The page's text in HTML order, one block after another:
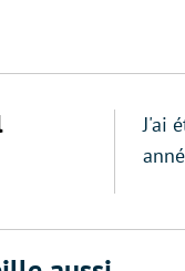
J'ai